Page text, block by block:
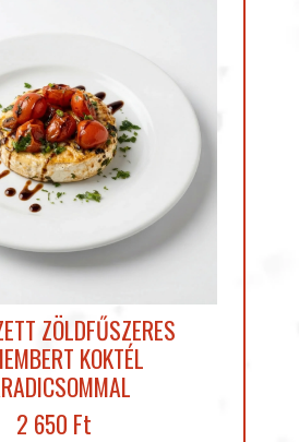
ZÖLDFŰSZERES
KOKTÉL
2 650 Ft